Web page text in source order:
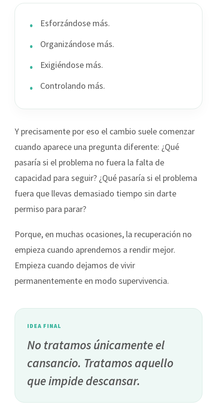
• Esforzándose más.
• Organizándose más.
• Exigiéndose más.
• Controlando más.
Y precisamente por eso el cambio suele comenzar
cuando aparece una pregunta diferente: ¿Qué
pasaría si el problema no fuera la falta de
capacidad para seguir? ¿Qué pasaría si el problema
fuera que llevas demasiado tiempo sin darte
permiso para parar?
Porque, en muchas ocasiones, la recuperación no
empieza cuando aprendemos a rendir mejor.
Empieza cuando dejamos de vivir
permanentemente en modo supervivencia.
IDEA FINAL
No tratamos únicamente el
cansancio. Tratamos aquello
que impide descansar.